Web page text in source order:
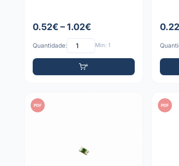
0.52€ – 1.02€
Quantidade: Mín: 1
PDF PDF